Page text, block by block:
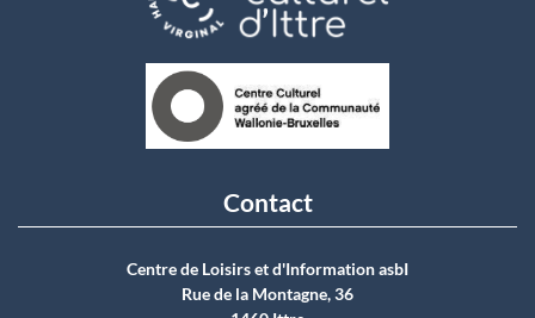
Contact
Centre de Loisirs et d'Information asbI
Rue de la Montagne, 36